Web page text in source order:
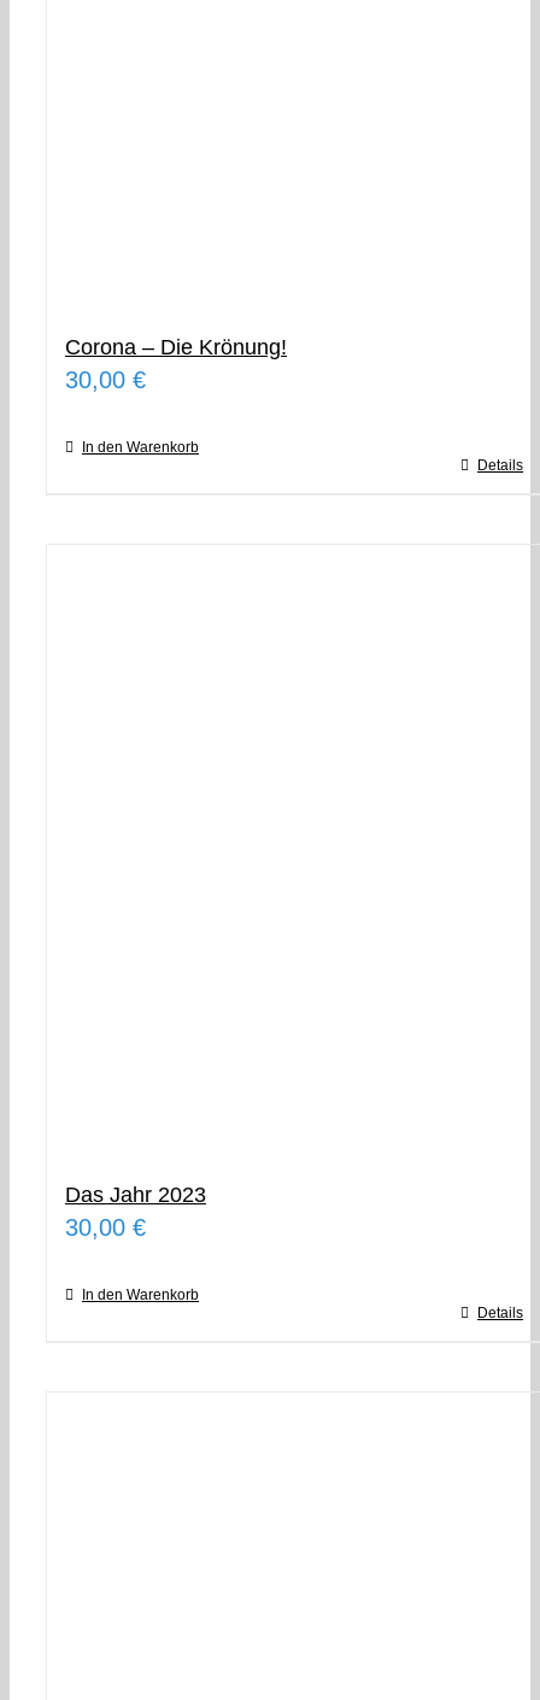
Corona – Die Krönung!
30,00 €
In den Warenkorb
Details
Das Jahr 2023
30,00 €
In den Warenkorb
Details